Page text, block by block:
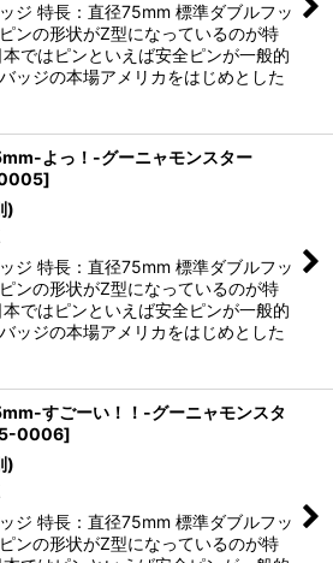
ジ 特長：直径75mm 標準ダブルフッ
ンの形状がZ型になっているのが特
ではピンといえば安全ピンが一般的
ッジの本場アメリカをはじめとした
よっ！-グーニャモンスター
]
)
ジ 特長：直径75mm 標準ダブルフッ
ンの形状がZ型になっているのが特
ではピンといえば安全ピンが一般的
ッジの本場アメリカをはじめとした
すごーい！！-グーニャモンスタ
0006]
)
ジ 特長：直径75mm 標準ダブルフッ
ンの形状がZ型になっているのが特